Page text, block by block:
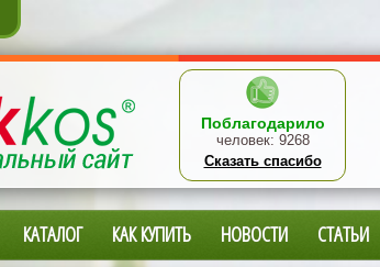
Поблагодарило
человек: 9268
Сказать спасибо
КАТАЛОГ КАК КУПИТЬ НОВОСТИ СТАТЬИ